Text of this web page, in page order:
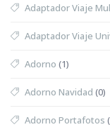
Adaptador Viaje
Adaptador Viaje
Adorno (1)
Adorno Navidad (0)
Adorno Portafotos